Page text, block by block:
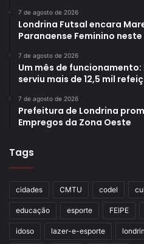
7 de agosto de 2026
Londrina Futsal encara
Paranaense Feminino
7 de agosto de 2026
Um mês de
serviu mais de 12,5 mil
7 de agosto de 2026
Prefeitura de Londrina
Empregos da Zona Oeste
Tags
cidades CMTU codel
educação esporte FEIPE
idoso lazer-e-esporte